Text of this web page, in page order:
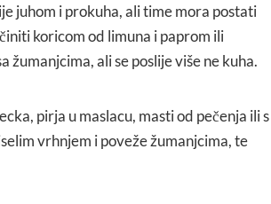
juhom i prokuha, ali time mora postati
koricom od limuna i paprom ili
žumanjcima, ali se poslije više ne kuha.
pirja u maslacu, masti od pečenja ili s
vrhnjem i poveže žumanjcima, te